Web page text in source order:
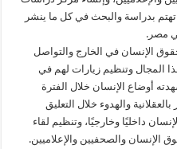
بدراسة والبحث في كل ما ينشر
مصر.
الإنسان في الخارج والتواصل
المجال وتنظيم زيارات لهم في
أوضاع الإنسان خلال الفترة
والهدوء خلال التعليق
داخليًا وخارجيًا، وتنظيم لقاء
والصحفيين والإعلاميين.